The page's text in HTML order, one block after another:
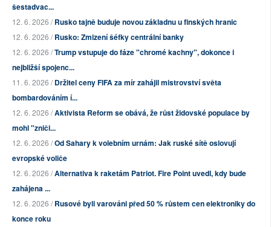
šestadvac...
12. 6. 2026 /Rusko tajně buduje novou základnu u finských hranic
12. 6. 2026 /Rusko: Zmizení šéfky centrální banky
12. 6. 2026 /Trump vstupuje do fáze "chromé kachny", dokonce i
nejbližší spojenc...
11. 6. 2026 /Držitel ceny FIFA za mír zahájil mistrovství světa
bombardováním í...
12. 6. 2026 /Aktivista Reform se obává, že růst židovské populace by
mohl "zniči...
12. 6. 2026 /Od Sahary k volebním urnám: Jak ruské sítě oslovují
evropské voliče
12. 6. 2026 /Alternativa k raketám Patriot. Fire Point uvedl, kdy bude
zahájena ...
12. 6. 2026 /Rusové byli varováni před 50 % růstem cen elektroniky do
konce roku